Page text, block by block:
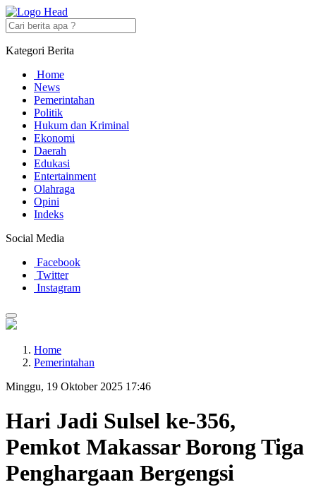
Kategori Berita
Home
News
Pemerintahan
Politik
Hukum dan Kriminal
Ekonomi
Daerah
Edukasi
Entertainment
Olahraga
Opini
Indeks
Social Media
Facebook
Twitter
Instagram
Home
Pemerintahan
Minggu, 19 Oktober 2025 17:46
Hari Jadi Sulsel ke-356,
Pemkot Makassar Borong Tiga
Penghargaan Bergengsi